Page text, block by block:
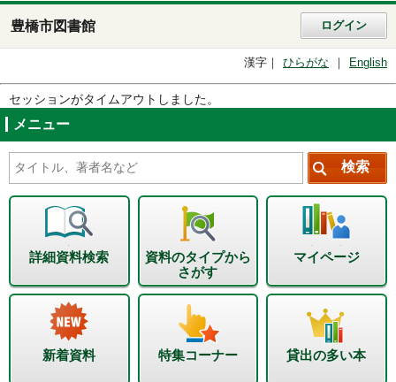
豊橋市図書館 ログイン
漢字 ひらがな English
セッションがタイムアウトしました。
メニュー
詳細資料検索
資料のタイプから
さがす
マイページ
新着資料 特集コーナー 貸出の多い本